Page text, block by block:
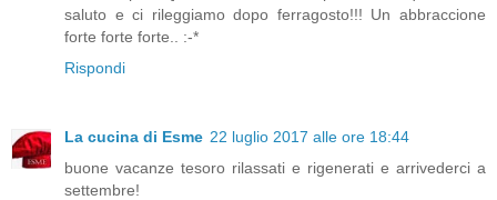
saluto e ci rileggiamo dopo ferragosto!!! Un abbraccione
forte forte forte.. :-*
Rispondi
La cucina di Esme 22 luglio 2017 alle ore 18:44
buone vacanze tesoro rilassati e rigenerati e arrivederci a
settembre!